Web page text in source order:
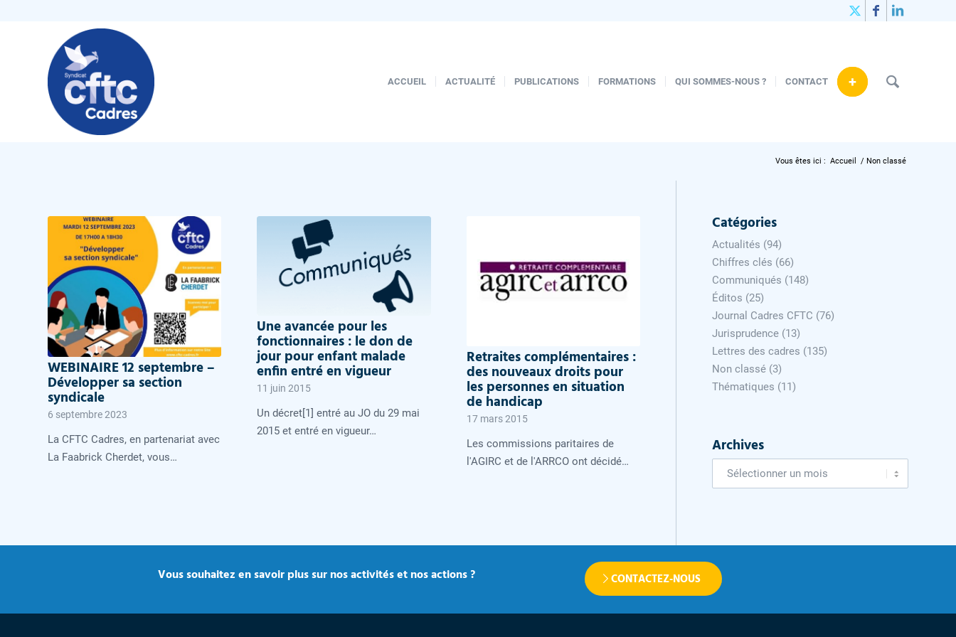
ACCUEIL ACTUALITÉ PUBLICATIONS FORMATIONS QUI SOMMES-NOUS ? CONTACT +
Vous êtes ici : Accueil / Non classé
WEBINAIRE 12 septembre –
Développer sa section
syndicale
6 septembre 2023
La CFTC Cadres, en partenariat avec
La Faabrick Cherdet, vous…
Une avancée pour les
fonctionnaires : le don de
jour pour enfant malade
enfin entré en vigueur
11 juin 2015
Un décret[1] entré au JO du 29 mai
2015 et entré en vigueur…
Retraites complémentaires :
des nouveaux droits pour
les personnes en situation
de handicap
17 mars 2015
Les commissions paritaires de
l'AGIRC et de l'ARRCO ont décidé…
Catégories
Actualités (94)
Chiffres clés (66)
Communiqués (148)
Éditos (25)
Journal Cadres CFTC (76)
Jurisprudence (13)
Lettres des cadres (135)
Non classé (3)
Thématiques (11)
Archives
Vous souhaitez en savoir plus sur nos activités et nos actions ? CONTACTEZ-NOUS